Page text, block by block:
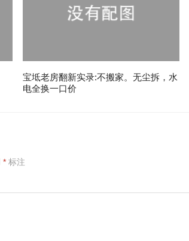
宝坻老房翻新实录:不搬家。无尘拆，水
电全换一口价
* 标注